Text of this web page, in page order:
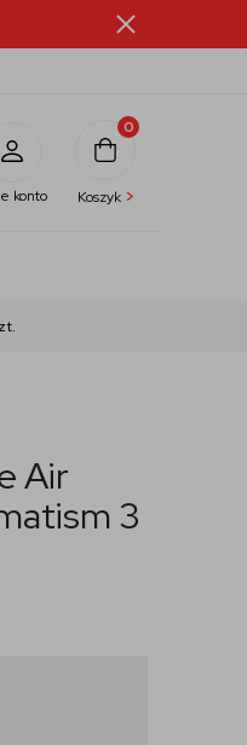
konto
0
Koszyk >
Air
3